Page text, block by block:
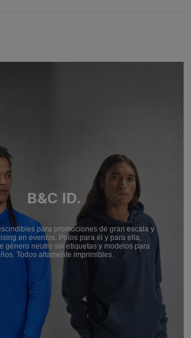
B&C ID.
para promociones de gran escala y
en eventos. Polos para él y para ella,
género neutro sin etiquetas y modelos para
Todos altamente imprimibles.